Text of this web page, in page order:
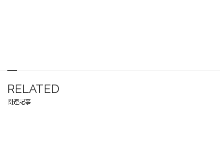
RELATED
関連記事